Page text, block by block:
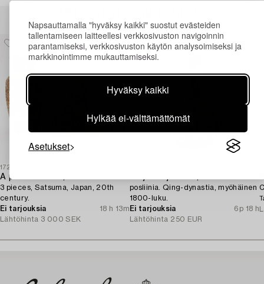
Napsauttamalla "hyväksy kaikki" suostut evästeiden
tallentamiseen laitteellesi verkkosivuston navigoinnin
parantamiseksi, verkkosivuston käytön analysoimiseksi ja
markkinointimme mukauttamiseksi.
Hyväksy kaikki
Hylkää ei-välttämättömät
Asetukset
1729482
A porcelain set,
3 pieces, Satsuma, Japan, 20th
century.
Ei tarjouksia
18 h 13m
Lähtöhinta 3 000 SEK
posliinia. Qing-dynastia, myöhäinen
1800-luku.
Ei tarjouksia
6p 18 h
Lähtöhinta 250 EUR